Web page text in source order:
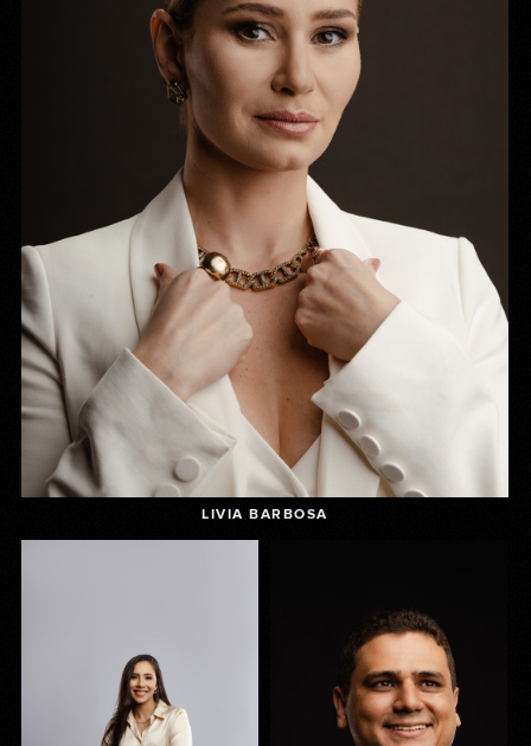
LIVIA BARBOSA